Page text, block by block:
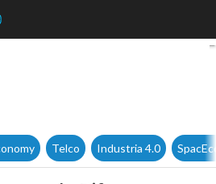
Asta Lte anche senza la
Telco Industria 4.0